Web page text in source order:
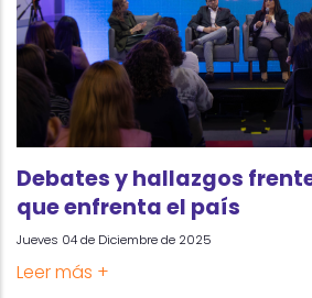
Debates y hallazgos
que enfrenta el país
Jueves 04 de Diciembre de 2025
Leer más +